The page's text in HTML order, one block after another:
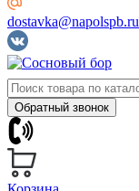
dostavka@napolspb.ru
Обратный звонок